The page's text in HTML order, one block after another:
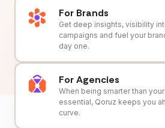
For Brands
Get deep insights, visibility
campaigns and fuel your
day one.
For Agencies
When being smarter than
essential, Qoruz keeps you
curve.